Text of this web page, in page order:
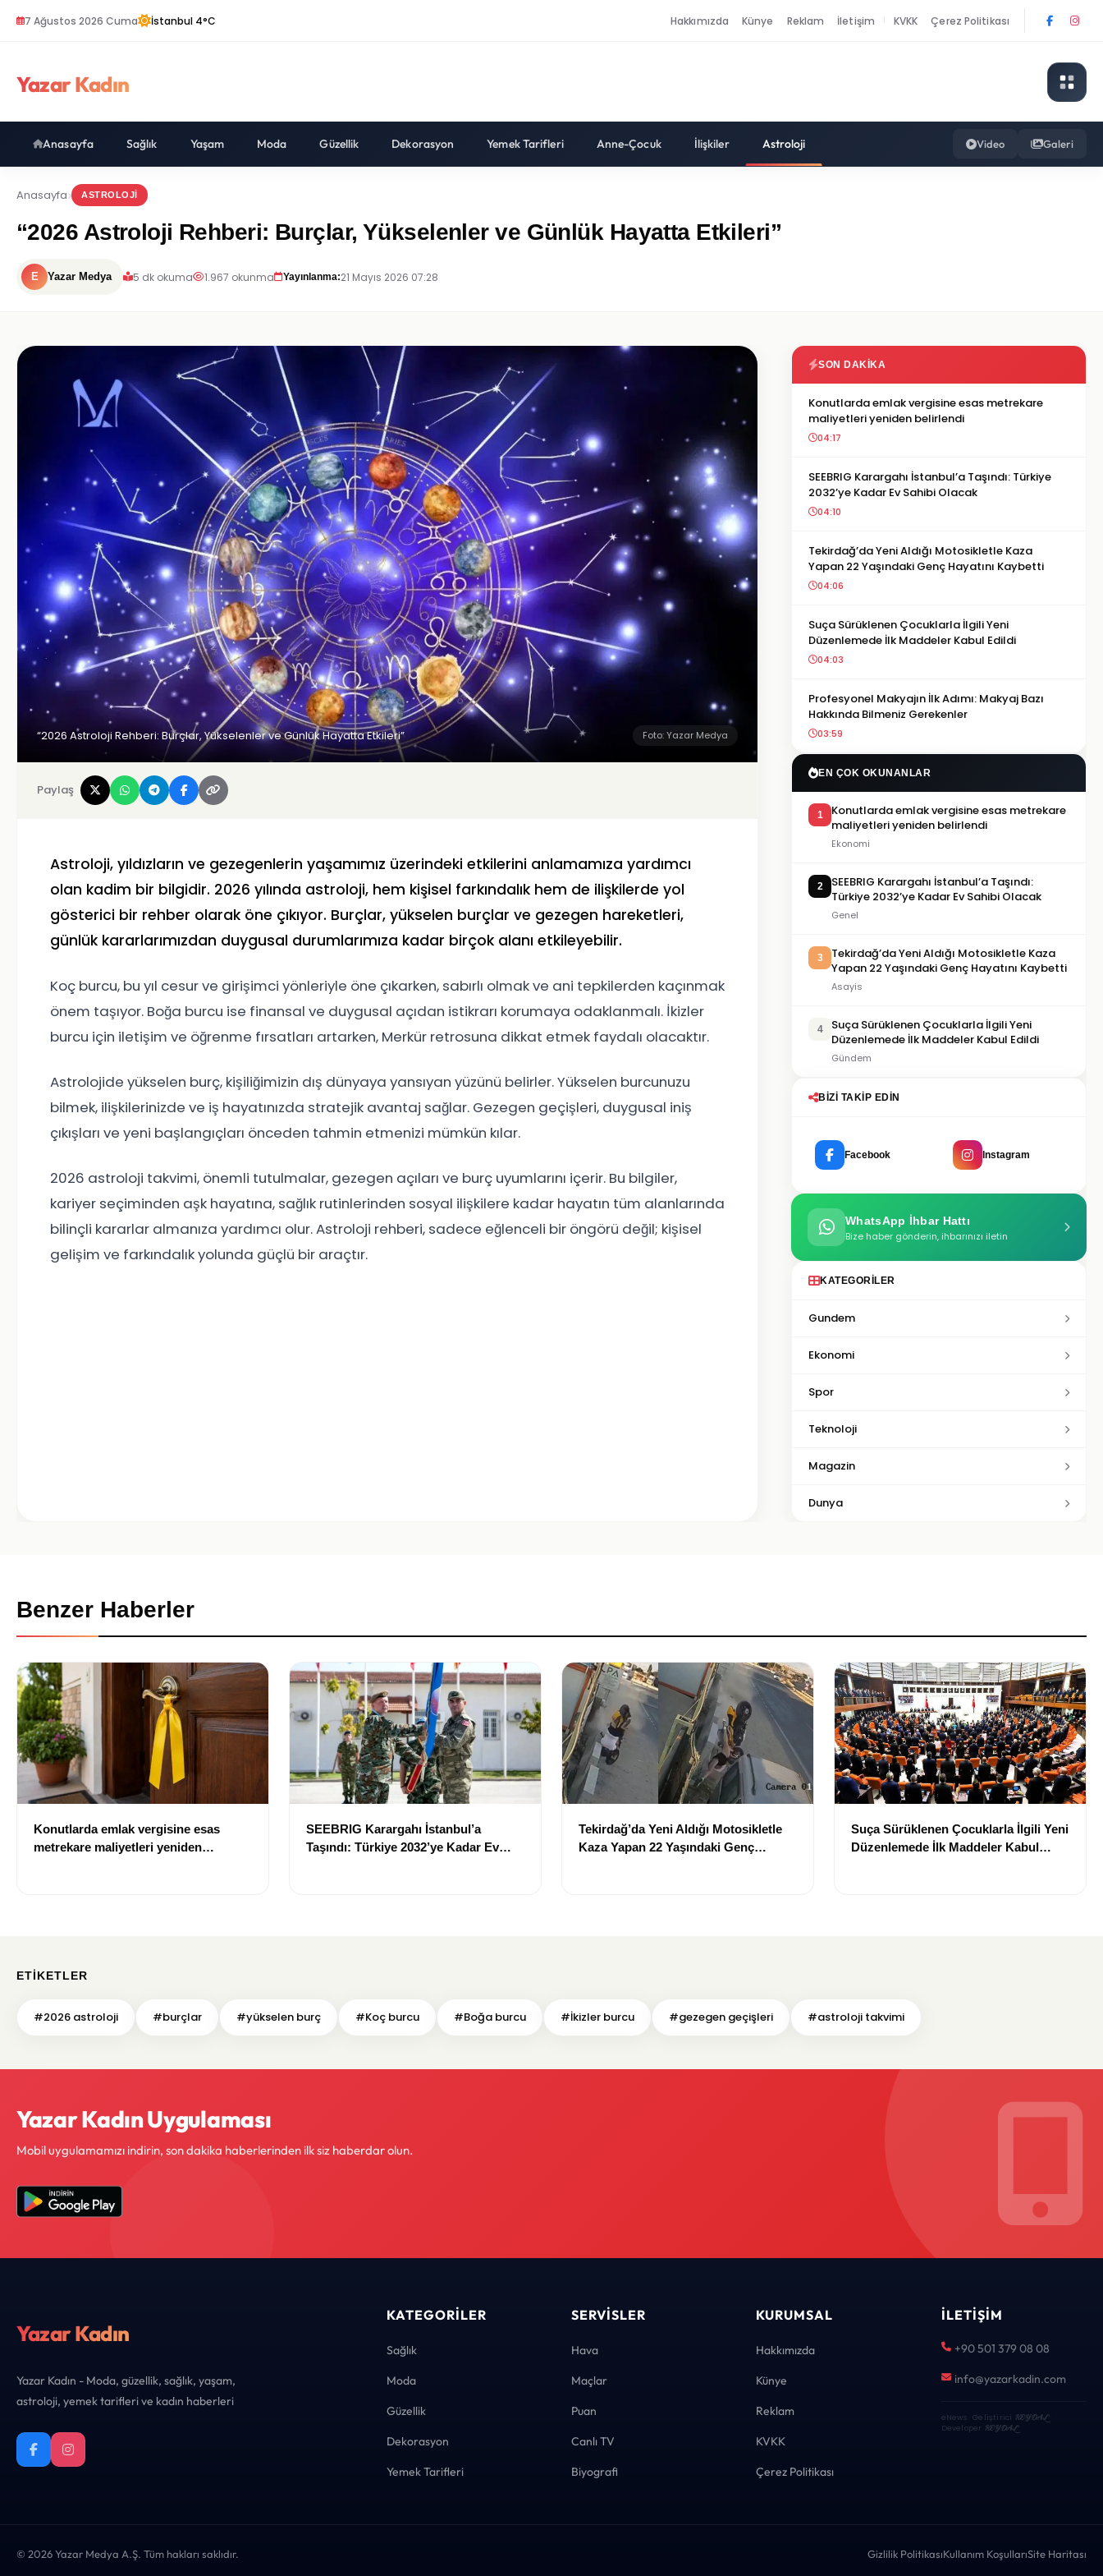
7 Ağustos 2026 Cuma İstanbul 4°C Hakkımızda Künye Reklam İletişim KVKK Çerez Politikası
Yazar Kadın
Anasayfa Sağlık Yaşam Moda Güzellik Dekorasyon Yemek Tarifleri Anne-Çocuk İlişkiler Astroloji Video Galeri
Anasayfa ASTROLOJI
“2026 Astroloji Rehberi: Burçlar, Yükselenler ve Günlük Hayatta Etkileri”
E Yazar Medya 5 dk okuma 1.967 okunma Yayınlanma:21 Mayıs 2026 07:28
“2026 Astroloji Rehberi: Burçlar, Yükselenler ve Günlük Hayatta Etkileri” Foto: Yazar Medya
Paylaş
Astroloji, yıldızların ve gezegenlerin yaşamımız üzerindeki etkilerini anlamamıza yardımcı
olan kadim bir bilgidir. 2026 yılında astroloji, hem kişisel farkındalık hem de ilişkilerde yol
gösterici bir rehber olarak öne çıkıyor. Burçlar, yükselen burçlar ve gezegen hareketleri,
günlük kararlarımızdan duygusal durumlarımıza kadar birçok alanı etkileyebilir.
Koç burcu, bu yıl cesur ve girişimci yönleriyle öne çıkarken, sabırlı olmak ve ani tepkilerden kaçınmak
önem taşıyor. Boğa burcu ise finansal ve duygusal açıdan istikrarı korumaya odaklanmalı. İkizler
burcu için iletişim ve öğrenme fırsatları artarken, Merkür retrosuna dikkat etmek faydalı olacaktır.
Astrolojide yükselen burç, kişiliğimizin dış dünyaya yansıyan yüzünü belirler. Yükselen burcunuzu
bilmek, ilişkilerinizde ve iş hayatınızda stratejik avantaj sağlar. Gezegen geçişleri, duygusal iniş
çıkışları ve yeni başlangıçları önceden tahmin etmenizi mümkün kılar.
2026 astroloji takvimi, önemli tutulmalar, gezegen açıları ve burç uyumlarını içerir. Bu bilgiler,
kariyer seçiminden aşk hayatına, sağlık rutinlerinden sosyal ilişkilere kadar hayatın tüm alanlarında
bilinçli kararlar almanıza yardımcı olur. Astroloji rehberi, sadece eğlenceli bir öngörü değil; kişisel
gelişim ve farkındalık yolunda güçlü bir araçtır.
SON DAKIKA
Konutlarda emlak vergisine esas metrekare
maliyetleri yeniden belirlendi
04:17
SEEBRIG Karargahı İstanbul’a Taşındı: Türkiye
2032’ye Kadar Ev Sahibi Olacak
04:10
Tekirdağ’da Yeni Aldığı Motosikletle Kaza
Yapan 22 Yaşındaki Genç Hayatını Kaybetti
04:06
Suça Sürüklenen Çocuklarla İlgili Yeni
Düzenlemede İlk Maddeler Kabul Edildi
04:03
Profesyonel Makyajın İlk Adımı: Makyaj Bazı
Hakkında Bilmeniz Gerekenler
03:59
EN ÇOK OKUNANLAR
1
Konutlarda emlak vergisine esas metrekare
maliyetleri yeniden belirlendi
Ekonomi
2
SEEBRIG Karargahı İstanbul’a Taşındı:
Türkiye 2032’ye Kadar Ev Sahibi Olacak
Genel
3
Tekirdağ’da Yeni Aldığı Motosikletle Kaza
Yapan 22 Yaşındaki Genç Hayatını Kaybetti
Asayis
4
Suça Sürüklenen Çocuklarla İlgili Yeni
Düzenlemede İlk Maddeler Kabul Edildi
Gündem
BIZI TAKIP EDIN
Facebook Instagram
WhatsApp İhbar Hattı
Bize haber gönderin, ihbarınızı iletin
KATEGORILER
Gundem
Ekonomi
Spor
Teknoloji
Magazin
Dunya
Benzer Haberler
Konutlarda emlak vergisine esas
metrekare maliyetleri yeniden
SEEBRIG Karargahı İstanbul’a
Taşındı: Türkiye 2032’ye Kadar Ev
Tekirdağ’da Yeni Aldığı Motosikletle
Kaza Yapan 22 Yaşındaki Genç
Suça Sürüklenen Çocuklarla İlgili Yeni
Düzenlemede İlk Maddeler Kabul
ETIKETLER
#2026 astroloji #burçlar #yükselen burç #Koç burcu #Boğa burcu #İkizler burcu #gezegen geçişleri #astroloji takvimi
Yazar Kadın Uygulaması
Mobil uygulamamızı indirin, son dakika haberlerinden ilk siz haberdar olun.
Yazar Kadın
Yazar Kadın - Moda, güzellik, sağlık, yaşam,
astroloji, yemek tarifleri ve kadın haberleri
KATEGORILER
Sağlık
Moda
Güzellik
Dekorasyon
Yemek Tarifleri
SERVISLER
Hava
Maçlar
Puan
Canlı TV
Biyografi
KURUMSAL
Hakkımızda
Künye
Reklam
KVKK
Çerez Politikası
İLETIŞIM
+90 501 379 08 08
info@yazarkadin.com
eNews · Geliştirici KEYDAL·
Developer KEYDAL
© 2026 Yazar Medya A.Ş. Tüm hakları saklıdır. Gizlilik PolitikasıKullanım KoşullarıSite Haritası